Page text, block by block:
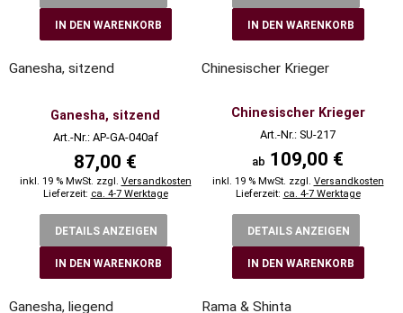
IN DEN WARENKORB IN DEN WARENKORB
Ganesha, sitzend
Ganesha, sitzend
Art.-Nr.: AP-GA-040af
87,00 €
inkl. 19 % MwSt. zzgl. Versandkosten
Lieferzeit: ca. 4-7 Werktage
DETAILS ANZEIGEN
IN DEN WARENKORB
Chinesischer Krieger
Chinesischer Krieger
Art.-Nr.: SU-217
ab 109,00 €
inkl. 19 % MwSt. zzgl. Versandkosten
Lieferzeit: ca. 4-7 Werktage
DETAILS ANZEIGEN
IN DEN WARENKORB
Ganesha, liegend Rama & Shinta